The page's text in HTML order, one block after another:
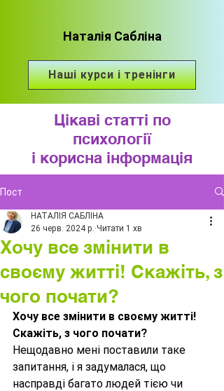
Наталія Сабліна
Наші курси і тренінги
Цікаві статті по
психології
і корисна інформація
Пост
Хочу все змінити в
своєму житті! Скажіть, з
чого почати?
НАТАЛІЯ САБЛІНА
26 черв. 2024 р. Читати 1 хв
Хочу все змінити в своєму житті!
Скажіть, з чого почати?
Нещодавно мені поставили таке
запитання, і я задумалася, що
насправді багато людей тією чи